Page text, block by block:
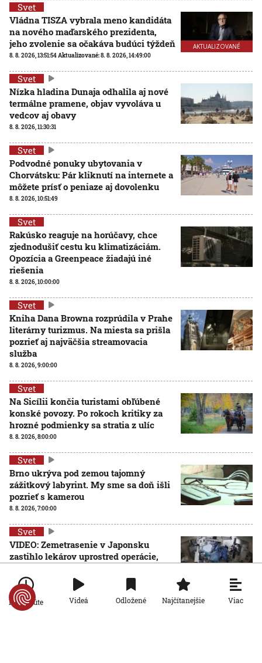
AKTUALIZOVANÉ
Svet
Vládna TISZA vybrala meno kandidáta
na nového maďarského prezidenta,
jeho zvolenie sa očakáva budúci týždeň
8. 8. 2026, 13:51:54Aktualizované:8. 8. 2026, 14:49:00
Svet
Nízka hladina Dunaja odhalila aj nové
termálne pramene, objav vyvoláva u
vedcov aj obavy
8. 8. 2026, 11:30:31
Svet
Podvodné ponuky ubytovania v
Chorvátsku: Pár kliknutí na internete a
môžete prísť o peniaze aj dovolenku
8. 8. 2026, 10:51:49
Svet
Rakúsko reaguje na horúčavy, chce
zjednodušiť cestu ku klimatizáciám.
Opozícia a Greenpeace žiadajú iné
riešenia
8. 8. 2026, 10:00:00
Svet
Kniha Dana Browna rozprúdila v Prahe
literárny turizmus. Na miesta sa prišla
pozrieť aj najväčšia streamovacia
služba
8. 8. 2026, 9:00:00
Svet
Na Sicílii končia turistami obľúbené
konské povozy. Po rokoch kritiky za
hrozné podmienky sa stratia z ulíc
8. 8. 2026, 8:00:00
Svet
Brno ukrýva pod zemou tajomný
zážitkový labyrint. My sme sa doň išli
pozrieť s kamerou
8. 8. 2026, 7:00:00
Svet
VIDEO: Zemetrasenie v Japonsku
zastihlo lekárov uprostred operácie,
7. 8. 2026, 15:01:59
Svet
Po minúte Videá Odložené Najčítanejšie Viac